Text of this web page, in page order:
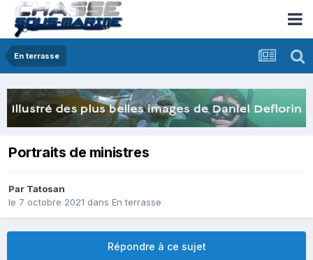
En terrasse
Portraits de ministres
Par Tatosan
le 7 octobre 2021 dans En terrasse
Répondre à ce sujet